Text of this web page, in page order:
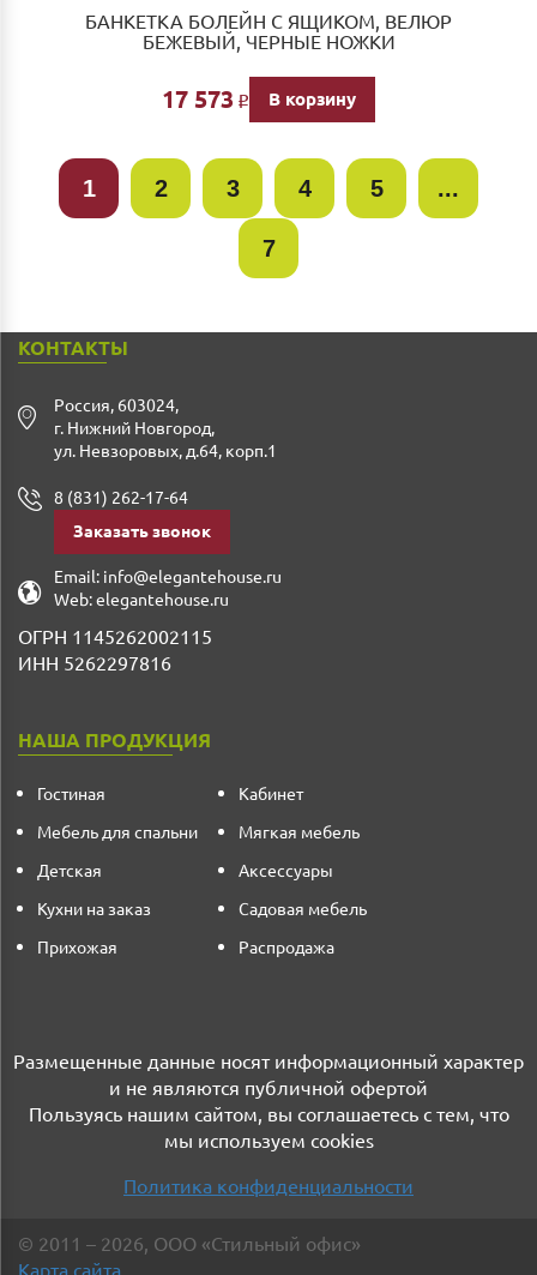
БАНКЕТКА БОЛЕЙН С ЯЩИКОМ, ВЕЛЮР
БЕЖЕВЫЙ, ЧЕРНЫЕ НОЖКИ
17 573 Р В корзину
1 2 3 4 5 ...
7
КОНТАКТЫ
Россия, 603024,
г. Нижний Новгород,
ул. Невзоровых, д.64, корп.1
8 (831) 262-17-64
Заказать звонок
Email: info@elegantehouse.ru
Web:elegantehouse.ru
ОГРН 1145262002115
ИНН 5262297816
НАША ПРОДУКЦИЯ
Гостиная
Мебель для спальни
Детская
Кухни на заказ
Прихожая
Кабинет
Мягкая мебель
Аксессуары
Садовая мебель
Распродажа
Размещенные данные носят информационный характер
и не являются публичной офертой
Пользуясь нашим сайтом, вы соглашаетесь с тем, что
мы используем cookies
Политика конфиденциальности
© 2011 – 2026, ООО «Стильный офис»
Карта сайта